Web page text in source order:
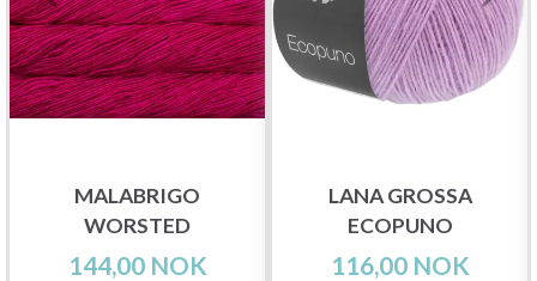
MALABRIGO
WORSTED
144,00 NOK
LANA GROSSA
ECOPUNO
116,00 NOK